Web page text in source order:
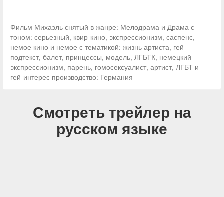
Фильм Михаэль снятый в жанре: Мелодрама и Драма с
тоном: серьезный, квир-кино, экспрессионизм, саспенс,
немое кино и немое с тематикой: жизнь артиста, гей-
подтекст, балет, принцессы, модель, ЛГБТК, немецкий
экспрессионизм, парень, гомосексуалист, артист, ЛГБТ и
гей-интерес производство: Германия
Смотреть трейлер на
русском языке